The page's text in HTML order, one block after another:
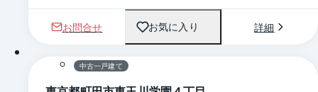
お問合せ お気に入り 詳細
1 / 0 間取り
中古一戸建て